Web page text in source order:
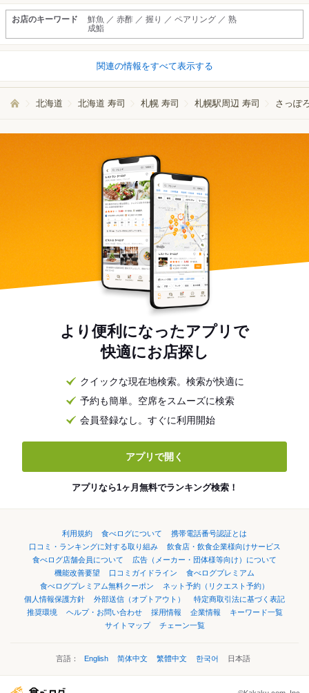
お店のキーワード
鮮魚 ／ 赤酢 ／ 握り ／ ペアリング ／ 熟
成鮨
関連の情報をすべて表示する
北海道 北海道 寿司 札幌 寿司 札幌駅周辺 寿司 さっぽ
より便利になったアプリで
快適にお店探し
クイックな現在地検索。検索が快適に
予約も簡単。空席をスムーズに検索
会員登録なし。すぐに利用開始
アプリで開く
アプリなら1ヶ月無料でランキング検索！
利用規約 食べログについて
携帯電話番号認証とは
口コミ・ランキングに対する取り組み
飲食店・飲食企業様向けサービス
食べログ店舗会員について
広告（メーカー・団体様等向け）について
機能改善要望
口コミガイドライン
食べログプレミアム
食べログプレミアム無料クーポン
ネット予約（リクエスト予約）
個人情報保護方針
外部送信（オプトアウト）
特定商取引法に基づく表記
推奨環境
ヘルプ・お問い合わせ 採用情報 企業情報
キーワード一覧
サイトマップ
チェーン一覧
言語： English 简体中文 繁體中文 한국어 日本語